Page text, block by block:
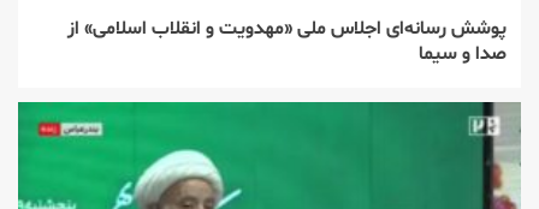
پوشش رسانه‌ای اجلاس ملی «مهدویت و انقلاب اسلامی» از
صدا و سیما